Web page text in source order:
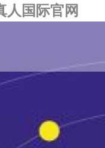
人国际官网